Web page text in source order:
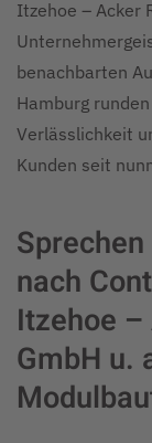
Itzehoe – Acker
benachbarten
Hamburg
Verlässlichkeit
Kunden seit
nach
Itzehoe
GmbH u.